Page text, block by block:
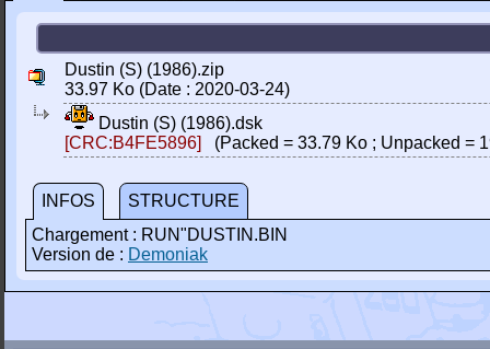
Dustin (S) (1986).zip
33.97 Ko (Date : 2020-03-24)
Dustin (S) (1986).dsk
[CRC:B4FE5896]
(Packed = 33.79 Ko ; Unpacked =
INFOS
STRUCTURE
Chargement : RUN"DUSTIN.BIN
Version de : Demoniak